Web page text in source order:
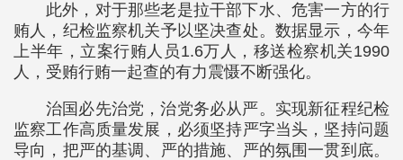
此外，对于那些老是拉干部下水、危害一方的行
贿人，纪检监察机关予以坚决查处。数据显示，今年
上半年，立案行贿人员1.6万人，移送检察机关1990
人，受贿行贿一起查的有力震慑不断强化。
治国必先治党，治党务必从严。实现新征程纪检
监察工作高质量发展，必须坚持严字当头，坚持问题
导向，把严的基调、严的措施、严的氛围一贯到底。